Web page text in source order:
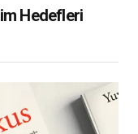
Hedefleri